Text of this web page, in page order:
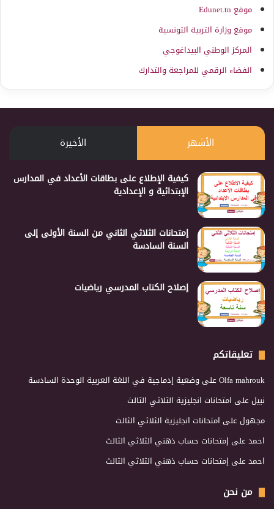
موقع Edunet.tn
موقع وزارة التربية التونسية
المركز الوطني البيداغوجي
الفضاء الرقمي للمراجعة والتدارك
الأشهر الأخيرة
كيفية الإطلاع على بطاقات الأعداد في المدارس
الإبتدائية و الإعدادية
إمتحانات الثلاثي الثاني من السنة الأولى إلى
السنة السادسة
إصلاح الكتاب المدرسي رياضيات
تعليقاتكم
Olfa mahroukعلى وضعية إدماجية في اللغة العربية الوحدة السادسة
نبيلعلى امتحانات انجليزية الثلاثي الثالث
مجهولعلى امتحانات انجليزية الثلاثي الثالث
احمدعلى إمتحانات حساب ذهني الثلاثي الثالث
احمدعلى إمتحانات حساب ذهني الثلاثي الثالث
من نحن